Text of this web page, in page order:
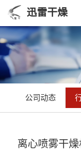
迅雷干燥
公司动态
离心喷雾干